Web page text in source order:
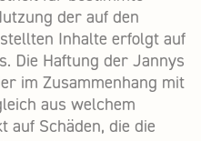
der auf den
Inhalte erfolgt auf
Die Haftung der Jannys
im Zusammenhang mit
aus welchem
auf Schäden, die die